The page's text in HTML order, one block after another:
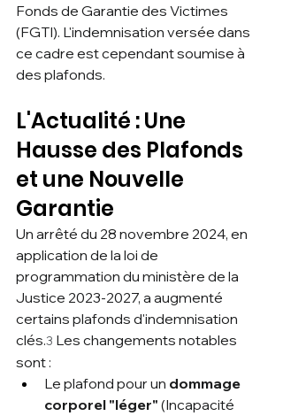
Fonds de Garantie des Victimes
(FGTI). L'indemnisation versée dans
ce cadre est cependant soumise à
des plafonds.
L'Actualité : Une
Hausse des Plafonds
et une Nouvelle
Garantie
Un arrêté du 28 novembre 2024, en
application de la loi de
programmation du ministère de la
Justice 2023-2027, a augmenté
certains plafonds d'indemnisation
clés.3 Les changements notables
sont :
Le plafond pour un dommage
corporel "léger" (Incapacité